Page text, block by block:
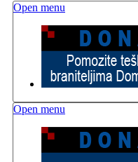
Open menu
Open menu